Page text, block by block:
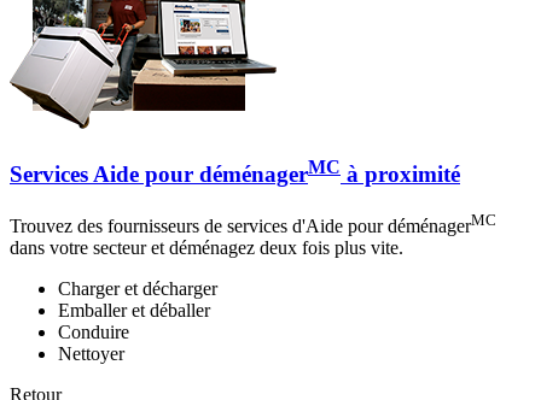
Services Aide pour déménagerMC à proximité
Trouvez des fournisseurs de services d'Aide pour déménagerMC
dans votre secteur et déménagez deux fois plus vite.
Charger et décharger
Emballer et déballer
Conduire
Nettoyer
Retour